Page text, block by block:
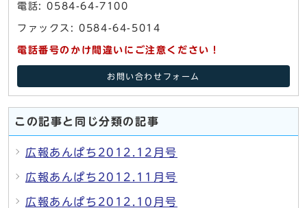
電話: 0584-64-7100
ファックス: 0584-64-5014
電話番号のかけ間違いにご注意ください！
お問い合わせフォーム
この記事と同じ分類の記事
広報あんぱち2012.12月号
広報あんぱち2012.11月号
広報あんぱち2012.10月号